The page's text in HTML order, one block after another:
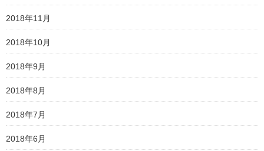
2018年11月
2018年10月
2018年9月
2018年8月
2018年7月
2018年6月